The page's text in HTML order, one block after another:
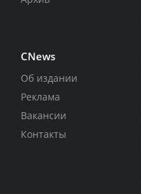
CNews
Об издании
Реклама
Вакансии
Контакты